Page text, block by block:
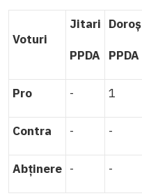
Voturi
Jitari
PPDA
Doroș
PPDA
Pro - 1
Contra - -
Abținere - -